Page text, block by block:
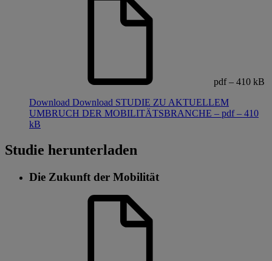
pdf – 410 kB
Download Download STUDIE ZU AKTUELLEM
UMBRUCH DER MOBILITÄTSBRANCHE – pdf – 410
kB
Studie herunterladen
Die Zukunft der Mobilität